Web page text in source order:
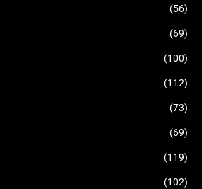
(56)
(69)
(100)
(112)
(73)
(69)
(119)
(102)